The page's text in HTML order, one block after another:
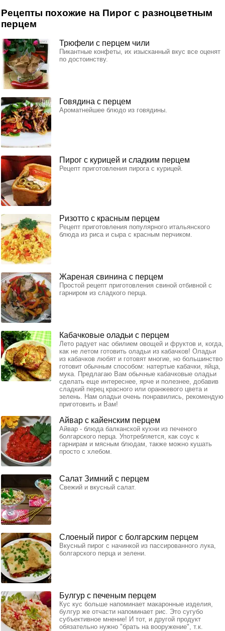
Рецепты похожие на Пирог с разноцветным
перцем
Трюфели с перцем чили
Пикантные конфеты, их изысканный вкус все оценят
по достоинству.
Говядина с перцем
Ароматнейшее блюдо из говядины.
Пирог с курицей и сладким перцем
Рецепт приготовления пирога с курицей.
Ризотто с красным перцем
Рецепт приготовления популярного итальянского
блюда из риса и сыра с красным перчиком.
Жареная свинина с перцем
Простой рецепт приготовления свиной отбивной с
гарниром из сладкого перца.
Кабачковые оладьи с перцем
Лето радует нас обилием овощей и фруктов и, когда,
как не летом готовить оладьи из кабачков! Оладьи
из кабачков любят и готовят многие, но большинство
готовит обычным способом: натертые кабачки, яйца,
мука. Предлагаю Вам обычные кабачковые оладьи
сделать еще интереснее, ярче и полезнее, добавив
сладкий перец красного или оранжевого цвета и
зелень. Нам оладьи очень понравились, рекомендую
приготовить и Вам!
Айвар с кайенским перцем
Айвар - блюда балканской кухни из печеного
болгарского перца. Употребляется, как соус к
гарнирам и мясным блюдам, также можно кушать
просто с хлебом.
Салат Зимний с перцем
Свежий и вкусный салат.
Слоеный пирог с болгарским перцем
Вкусный пирог с начинкой из пассированного лука,
болгарского перца и зелени.
Булгур с печеным перцем
Кус кус больше напоминает макаронные изделия,
булгур же отчасти напоминает рис. Это сугубо
субъективное мнение! И тот, и другой продукт
обязательно нужно "брать на вооружение", т.к.